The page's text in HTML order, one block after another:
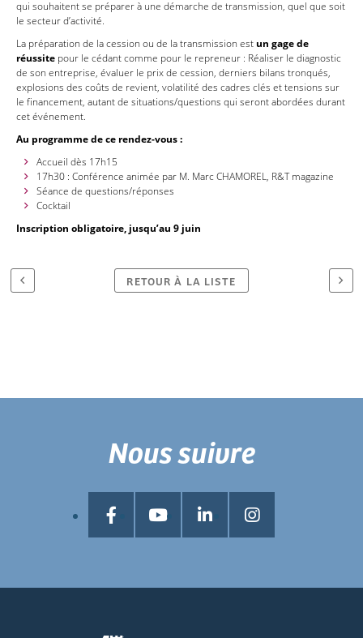
qui souhaitent se préparer à une démarche de transmission, quel que soit
le secteur d’activité.
La préparation de la cession ou de la transmission estun gage de
réussite pour le cédant comme pour le repreneur : Réaliser le diagnostic
de son entreprise, évaluer le prix de cession, derniers bilans tronqués,
explosions des coûts de revient, volatilité des cadres clés et tensions sur
le financement, autant de situations/questions qui seront abordées durant
cet événement.
Au programme de ce rendez-vous :
Accueil dès 17h15
17h30 : Conférence animée par M. Marc CHAMOREL, R&T magazine
Séance de questions/réponses
Cocktail
Inscription obligatoire, jusqu’au 9 juin
RETOUR À LA LISTE
Nous suivre